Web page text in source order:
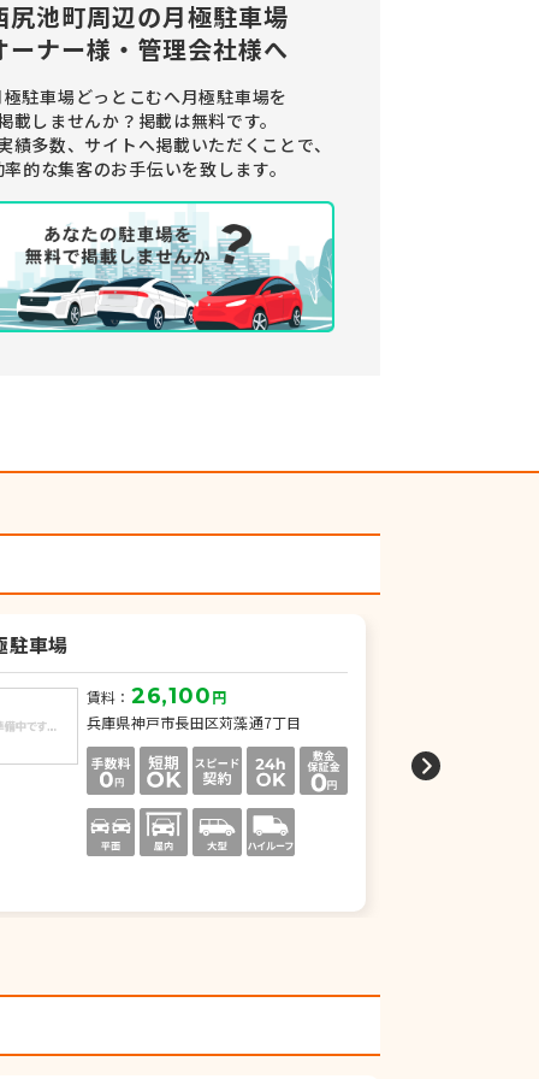
尻池町周辺の月極駐車場
ーナー様・管理会社様へ
極駐車場どっとこむへ月極駐車場を
載しませんか？ 掲載は無料です。
績多数、サイトへ掲載いただくことで、
率的な集客のお手伝いを致します。
駐車場
賃料： 26,100円
兵庫県神戸市長田区苅藻通7丁目